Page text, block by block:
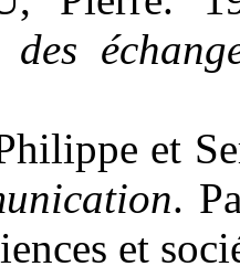
des
et
.
et